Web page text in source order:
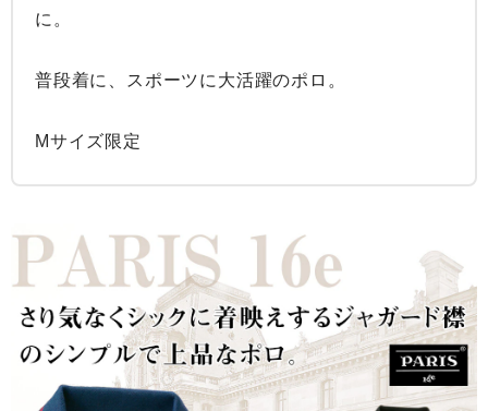
に。
普段着に、スポーツに大活躍のポロ。
Mサイズ限定